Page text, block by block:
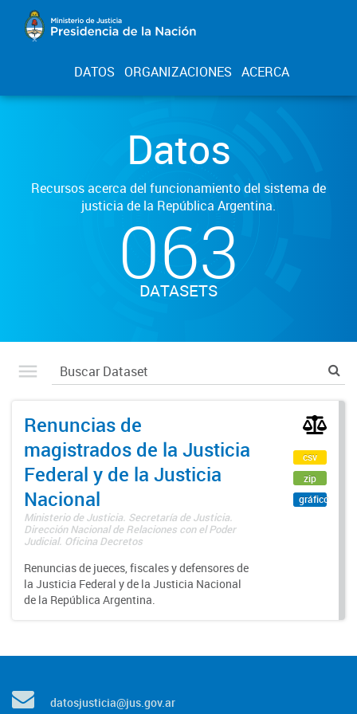
DATOS ORGANIZACIONES ACERCA
Datos
Recursos acerca del funcionamiento del sistema de
justicia de la República Argentina.
063
DATASETS
Renuncias de
magistrados de la Justicia
Federal y de la Justicia
Nacional
Ministerio de Justicia. Secretaría de Justicia.
Dirección Nacional de Relaciones con el Poder
Judicial. Oficina Decretos
Renuncias de jueces, fiscales y defensores de
la Justicia Federal y de la Justicia Nacional
de la República Argentina.
csv
zip
gráfico
datosjusticia@jus.gov.ar